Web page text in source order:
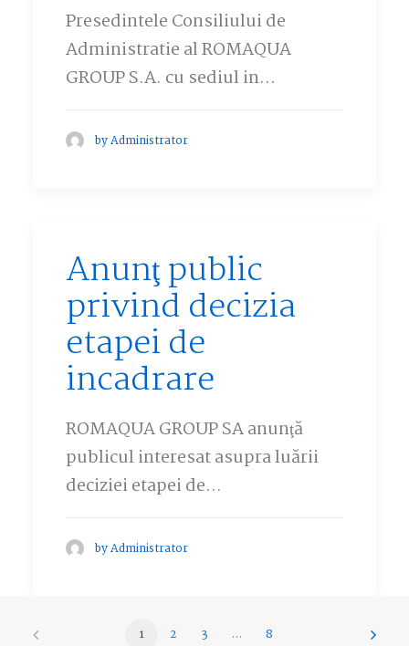
Presedintele Consiliului de
Administratie al ROMAQUA
GROUP S.A. cu sediul in…
by Administrator
Anunţ public
privind decizia
etapei de
incadrare
ROMAQUA GROUP SA anunţă
publicul interesat asupra luării
deciziei etapei de…
by Administrator
1 2 3 … 8